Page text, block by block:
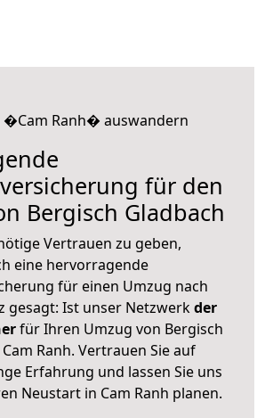
für den
Bergisch Gladbach
Vertrauen zu geben,
eine hervorragende
für einen Umzug nach
gesagt: Ist unser Netzwerkder
für Ihren Umzug von Bergisch
Ranh. Vertrauen Sie auf
Erfahrung und lassen Sie uns
Neustart in Cam Ranh planen.